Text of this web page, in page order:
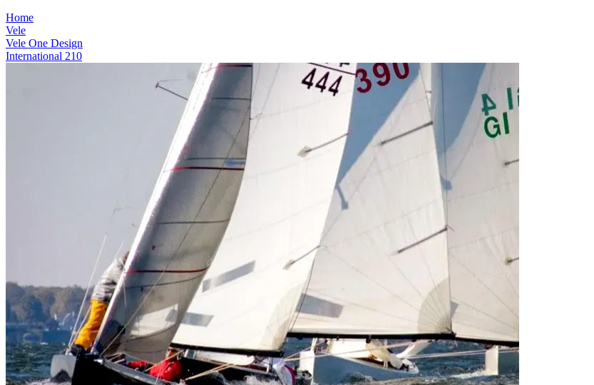
Home
Vele
Vele One Design
International 210